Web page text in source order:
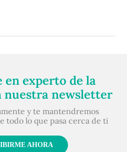
experto de la
nuestra newsletter
y te mantendremos
todo lo que pasa cerca de ti
AHORA